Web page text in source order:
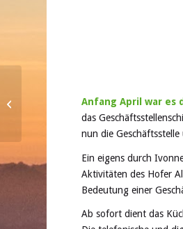
Anfang April war es
das
nun die Geschäftsstelle
Ein eigens durch
Aktivitäten des Hofer
Bedeutung einer
Ab sofort dient das
Mit Ski auf 3.000 er